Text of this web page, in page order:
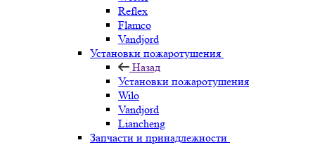
Reflex
Flamco
Vandjord
Установки пожаротушения
Назад
Установки пожаротушения
Wilo
Vandjord
Liancheng
Запчасти и принадлежности